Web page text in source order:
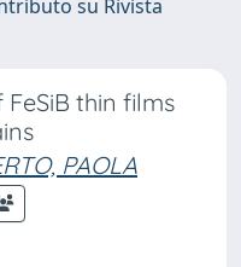
su Rivista
thin films
PAOLA